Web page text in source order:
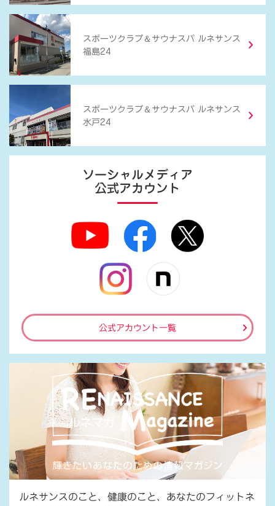
スポーツクラブ ＆ サウナスパ ルネサンス
福島24
スポーツクラブ ＆ サウナスパ ルネサンス
水戸24
ソーシャルメディア
公式アカウント
公式アカウント一覧
ルネサンスのこと、健康のこと、あなたのフィットネ